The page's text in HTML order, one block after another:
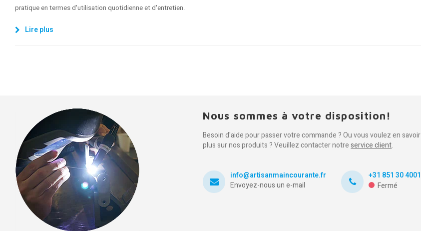
pratique en termes d'utilisation quotidienne et d'entretien.
Lire plus
Nous sommes à votre disposition!
Besoin d'aide pour passer votre commande ? Ou vous voulez en savoir
plus sur nos produits ? Veuillez contacter notreservice client.
info@artisanmaincourante.fr
Envoyez-nous un e-mail
+31 851 30 4001
Fermé